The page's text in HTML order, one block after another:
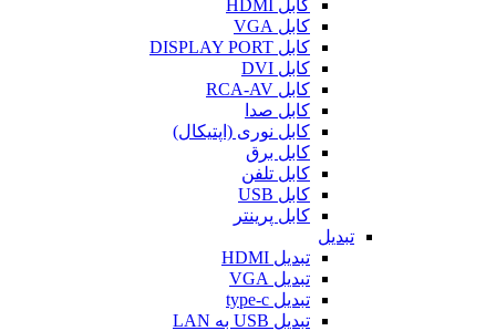
کابل HDMI
کابل VGA
کابل DISPLAY PORT
کابل DVI
کابل RCA-AV
کابل صدا
کابل نوری (اپتیکال)
کابل برق
کابل تلفن
کابل USB
کابل پرینتر
تبدیل
تبدیل HDMI
تبدیل VGA
تبدیل type-c
تبدیل USB به LAN